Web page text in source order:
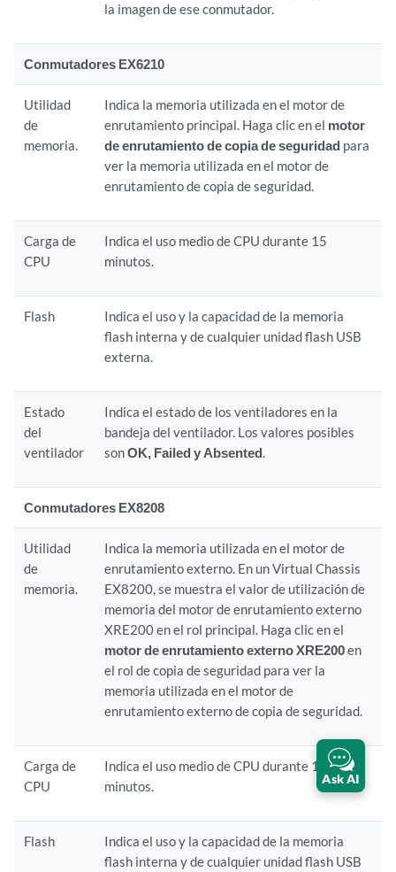
la imagen de ese conmutador.
Conmutadores EX6210
Utilidad
de
memoria.
Indica la memoria utilizada en el motor de
enrutamiento principal. Haga clic en el motor
de enrutamiento de copia de seguridad para
ver la memoria utilizada en el motor de
enrutamiento de copia de seguridad.
Carga de
CPU
Indica el uso medio de CPU durante 15
minutos.
Flash
Indica el uso y la capacidad de la memoria
flash interna y de cualquier unidad flash USB
externa.
Estado
del
ventilador
Indica el estado de los ventiladores en la
bandeja del ventilador. Los valores posibles
sonOK, Failed y Absented.
Conmutadores EX8208
Utilidad
de
memoria.
Indica la memoria utilizada en el motor de
enrutamiento externo. En un Virtual Chassis
EX8200, se muestra el valor de utilización de
memoria del motor de enrutamiento externo
XRE200 en el rol principal. Haga clic en el
motor de enrutamiento externo XRE200en
el rol de copia de seguridad para ver la
memoria utilizada en el motor de
enrutamiento externo de copia de seguridad.
Carga de
CPU
Indica el uso medio de CPU durante 15
minutos.
Flash
Indica el uso y la capacidad de la memoria
flash interna y de cualquier unidad flash USB
Ask AI